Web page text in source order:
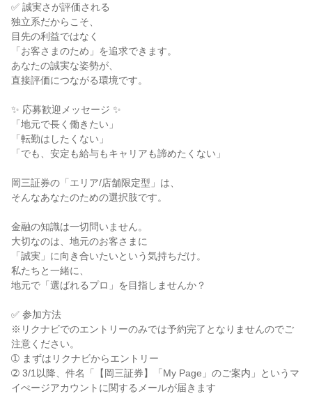
✅ 誠実さが評価される
独立系だからこそ、
目先の利益ではなく
「お客さまのため」を追求できます。
あなたの誠実な姿勢が、
直接評価につながる環境です。
✨ 応募歓迎メッセージ ✨
「地元で長く働きたい」
「転勤はしたくない」
「でも、安定も給与もキャリアも諦めたくない」
岡三証券の「エリア/店舗限定型」は、
そんなあなたのための選択肢です。
金融の知識は一切問いません。
大切なのは、地元のお客さまに
「誠実」に向き合いたいという気持ちだけ。
私たちと一緒に、
地元で「選ばれるプロ」を目指しませんか？
✅ 参加方法
※リクナビでのエントリーのみでは予約完了となりませんのでご
注意ください。
➀ まずはリクナビからエントリー
➁ 3/1以降、件名「【岡三証券】「My Page」のご案内」というマ
イぺージアカウントに関するメールが届きます